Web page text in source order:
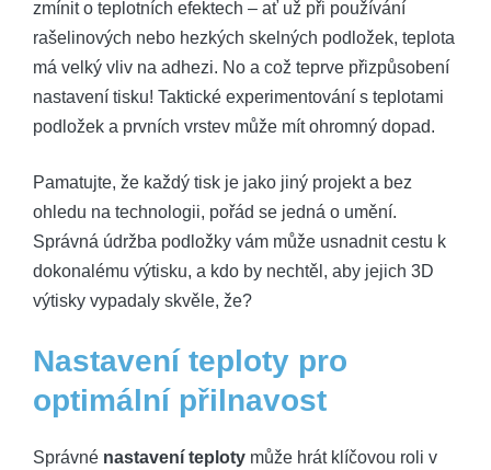
zmínit o teplotních efektech – ať už při používání
rašelinových nebo hezkých skelných podložek, teplota
má velký vliv na adhezi. No a což teprve přizpůsobení
nastavení tisku! Taktické experimentování s teplotami
podložek a prvních vrstev může mít ohromný dopad.
Pamatujte, že každý tisk je jako jiný projekt a bez
ohledu na technologii, pořád se jedná o umění.
Správná údržba podložky vám může usnadnit cestu k
dokonalému výtisku, a kdo by nechtěl, aby jejich 3D
výtisky vypadaly skvěle, že?
Nastavení teploty pro
optimální přilnavost
Správné nastavení teploty může hrát klíčovou roli v